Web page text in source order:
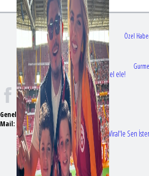
Bir dizi aşkı daha gerçek oldu: Sette el ele!
Erol Köse'nin mektupları ilk kez Nur Viral'le Sen
Gündem Sağlık Özel
Doktorlar Gurme
Genel Yayın Yönetmeni:Seyhan Erdağ
Mail:
emizmagazin@gmail.com